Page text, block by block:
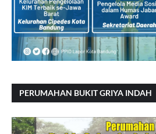
PERUMAHAN BUKIT GRIYA INDAH